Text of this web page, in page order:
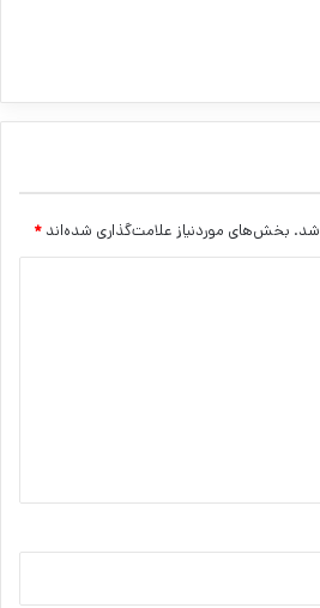
شد. بخش‌های موردنیاز علامت‌گذاری شده‌اند *